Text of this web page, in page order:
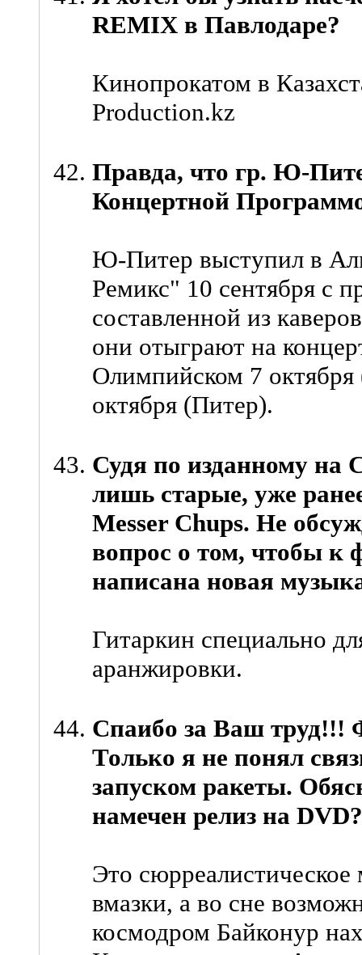
REMIX в Павлодаре?
Кинопрокатом в
Production.kz
Правда, что гр. Ю-
Концертной
Ю-Питер выступил в
Ремикс" 10 сентября с
составленной из
они отыграют на
Олимпийском 7
октября (Питер).
Судя по изданному на
лишь старые, уже
Messer Chups. Не
вопрос о том, чтобы к
написана новая
Гитаркин специально
аранжировки.
Спаибо за Ваш
Только я не понял
запуском ракеты.
намечен релиз на DVD?
Это
вмазки, а во сне
космодром Байконур